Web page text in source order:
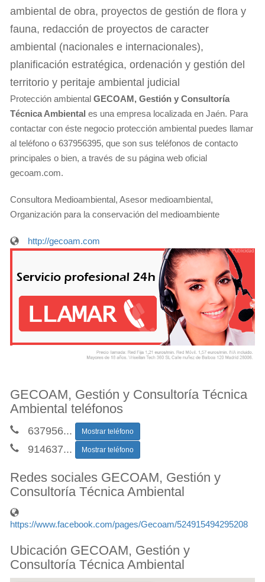
ambiental de obra, proyectos de gestión de flora y
fauna, redacción de proyectos de caracter
ambiental (nacionales e internacionales),
planificación estratégica, ordenación y gestión del
territorio y peritaje ambiental judicial
Protección ambiental GECOAM, Gestión y Consultoría
Técnica Ambiental es una empresa localizada en Jaén. Para
contactar con éste negocio protección ambiental puedes llamar
al teléfono o 637956395, que son sus teléfonos de contacto
principales o bien, a través de su página web oficial
gecoam.com.
Consultora Medioambiental, Asesor medioambiental,
Organización para la conservación del medioambiente
http://gecoam.com
GECOAM, Gestión y Consultoría Técnica
Ambiental teléfonos
637956... Mostrar teléfono
914637... Mostrar teléfono
Redes sociales GECOAM, Gestión y
Consultoría Técnica Ambiental
https://www.facebook.com/pages/Gecoam/524915494295208
Ubicación GECOAM, Gestión y
Consultoría Técnica Ambiental